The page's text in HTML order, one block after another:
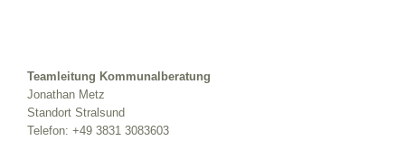
Teamleitung Kommunalberatung
Jonathan Metz
Standort Stralsund
Telefon: +49 3831 3083603